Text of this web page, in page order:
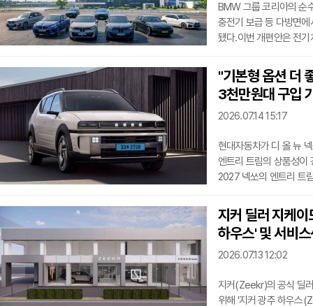
BMW 그룹 코리아의 순
충전기 보급 등 다방면
됐다.이번 개편안은 전
종합적으로 평가해 구매
BMW와 MINI의 주요
시장에서 독보적인 경쟁
전비와 1회 충전 주행 거
"기본형 옵션 더
3천만원대 구입
2026.07.14 15:17
현대자동차가 디 올 뉴
엔트리 트림의 상품성이
2027 넥쏘의 엔트리 트
적용했다.또한 2027 넥
충돌방지 보조(교차 차
주행 보조 2 등으로 구성
통풍시트 등으로 이루어
지커 딜러 지케이
하우스' 및 서비
2026.07.13 12:02
지커(Zeekr)의 공식 딜
위해 '지커 광주 하우스